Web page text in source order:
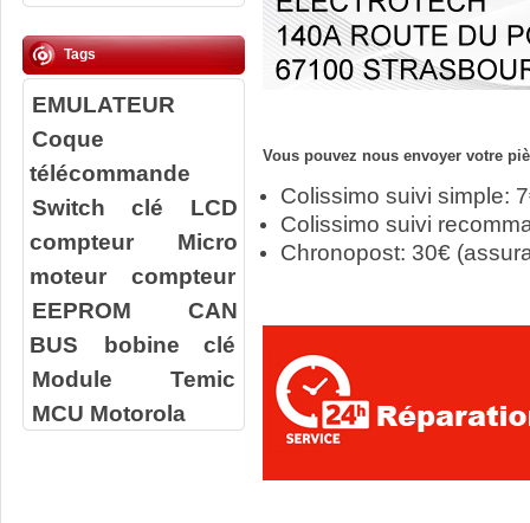
Tags
EMULATEUR
Coque
télécommande
Switch clé
LCD
compteur
Micro
moteur compteur
EEPROM
CAN
BUS
bobine clé
Module Temic
MCU Motorola
Vous pouvez nous envoyer votre
Colissimo suivi simple:
Colissimo suivi
Chronopost: 30€